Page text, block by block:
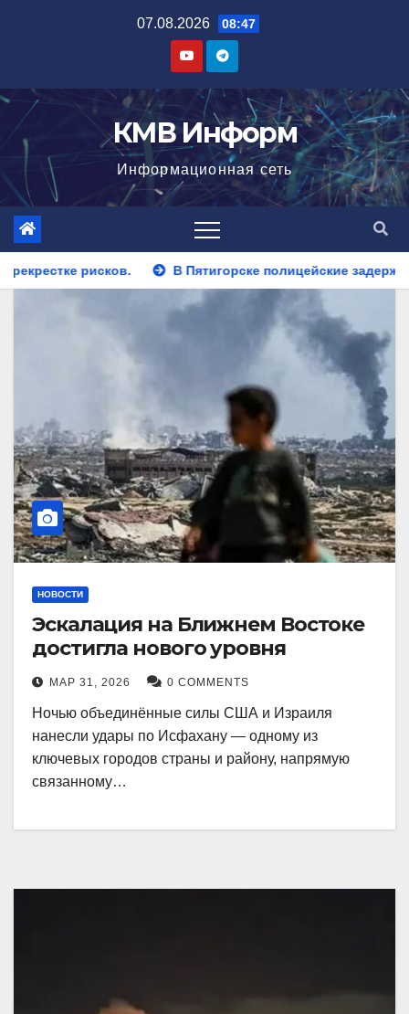
07.08.2026 08:47
КМВ Информ
Информационная сеть
В Пятигорске полицейские задержали закладчика,
НОВОСТИ
Эскалация на Ближнем Востоке
достигла нового уровня
МАР 31, 2026 0 COMMENTS
Ночью объединённые силы США и Израиля
нанесли удары по Исфахану — одному из
ключевых городов страны и району, напрямую
связанному…